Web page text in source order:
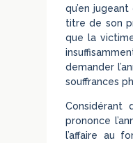
qu’en
titre de son
que la
demander
souffrances
Considérant
prononce
l’affaire au